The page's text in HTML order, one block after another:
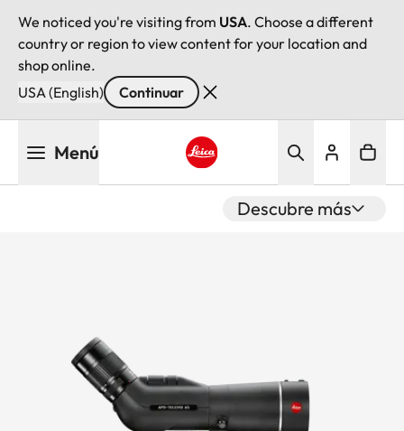
We noticed you're visiting from USA. Choose a different
country or region to view content for your location and
shop online.
USA (English)
Continuar
Menú
Descubre más